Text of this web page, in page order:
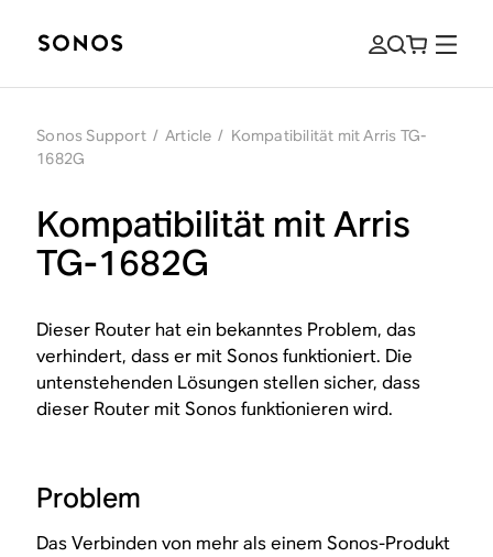
Sonos Support / Article / Kompatibilität mit Arris TG-
1682G
Kompatibilität mit Arris
TG-1682G
Dieser Router hat ein bekanntes Problem, das
verhindert, dass er mit Sonos funktioniert. Die
untenstehenden Lösungen stellen sicher, dass
dieser Router mit Sonos funktionieren wird.
Problem
Das Verbinden von mehr als einem Sonos-Produkt